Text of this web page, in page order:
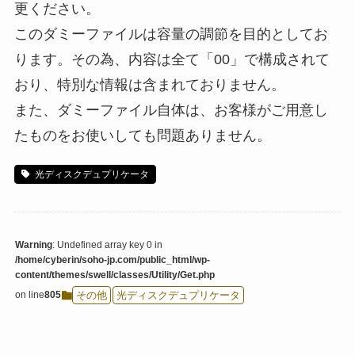
更ください。
このダミーファイルは容量の調節を目的としてお
ります。その為、内容は全て「00」で構成されて
おり、特別な情報は含まれておりません。
また、ダミーファイル自体は、お客様がご用意し
たものをお使いしても問題ありません。
光ディスクデュプリケータ
Warning: Undefined array key 0 in
/home/cyberin/soho-jp.com/public_html/wp-
content/themes/swell/classes/Utility/Get.php
on line805 その他 光ディスクデュプリケータ